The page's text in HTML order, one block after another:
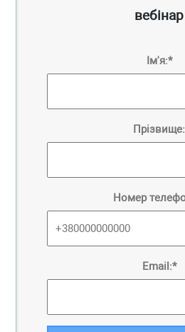
вебінар
Ім'я:*
Прізвище:
Номер
Email:*